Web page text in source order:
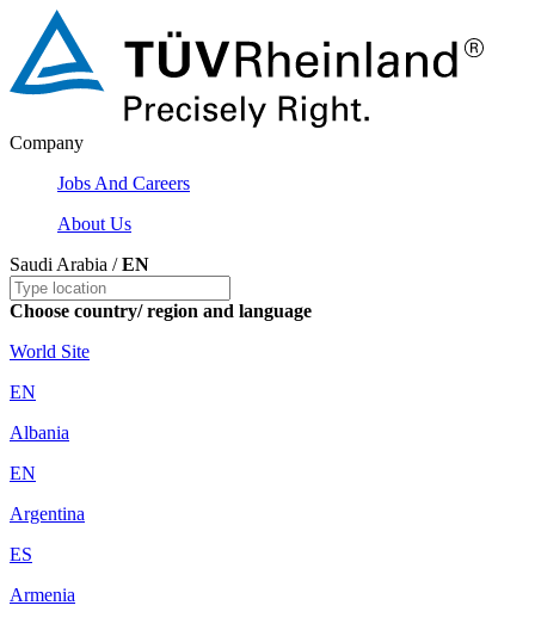
Company
Jobs And Careers
About Us
Saudi Arabia /EN
Choose country/ region and language
World Site
EN
Albania
EN
Argentina
ES
Armenia